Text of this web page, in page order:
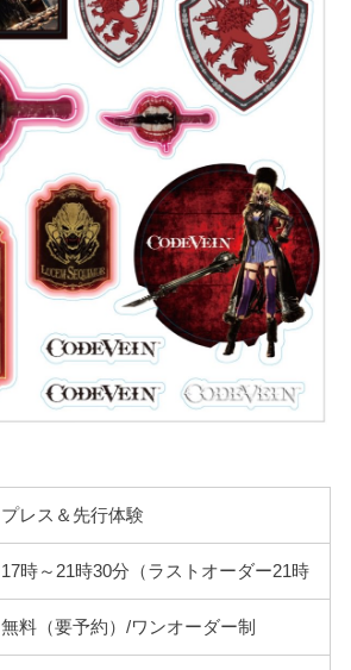
プレス＆先行体験
17時～21時30分（ラストオーダー21時
無料（要予約）/ワンオーダー制